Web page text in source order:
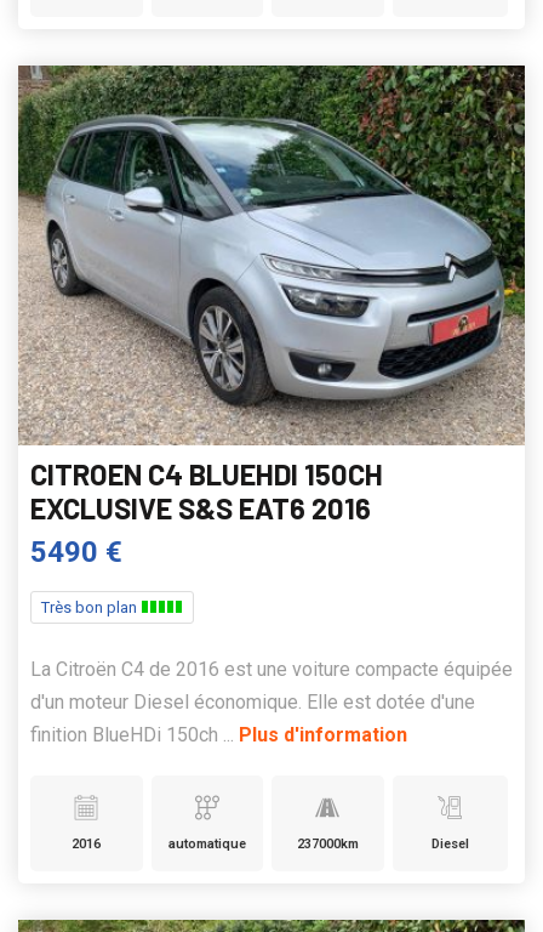
CITROEN C4 BLUEHDI 150CH
EXCLUSIVE S&S EAT6 2016
5490 €
Très bon plan
La Citroën C4 de 2016 est une voiture compacte équipée
d'un moteur Diesel économique. Elle est dotée d'une
finition BlueHDi 150ch ... Plus d'information
2016 automatique 237000km Diesel